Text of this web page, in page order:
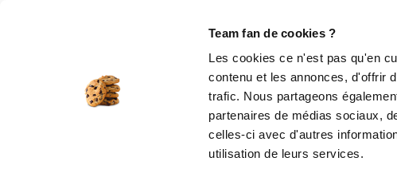
Team fan de cookies ?
Les cookies ce n'est pas qu'en
contenu et les annonces, d'offrir
trafic. Nous partageons
partenaires de médias sociaux,
celles-ci avec d'autres
utilisation de leurs services.